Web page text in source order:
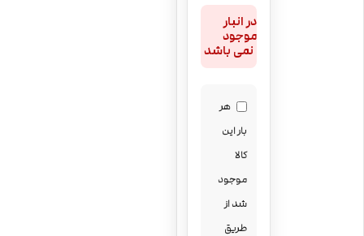
در انبار
موجود
نمی باشد
هر
بار این
کالا
موجود
شد از
طریق